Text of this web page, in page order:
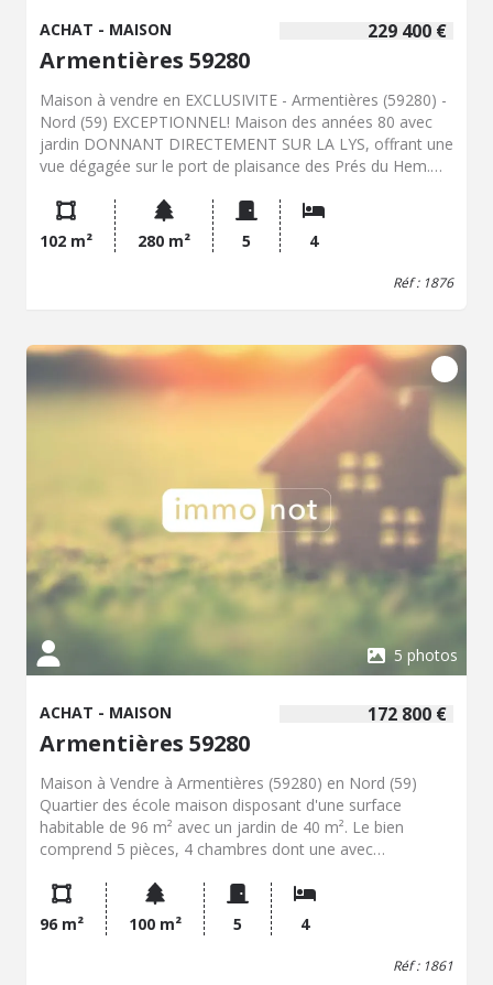
229 400 €
ACHAT - MAISON
Armentières 59280
Maison à vendre en EXCLUSIVITE - Armentières (59280) -
Nord (59) EXCEPTIONNEL! Maison des années 80 avec
jardin DONNANT DIRECTEMENT SUR LA LYS, offrant une
vue dégagée sur le port de plaisance des Prés du Hem.
amateurs de pêche ou d'activités nautiques, à deux pas
du centre-ville d'Armentières. L'habitation propose une
surface de 102 m² sur un terrain de 280 m² et comprend
un salon séjour avec accès jardin, une cuisine équipée,
des lignes de bus, des établissements scolaires et de
nombreux services. La commune est desservie par la
ligne TER Hauts-de-France reliant Lille et Dunkerque, ainsi
que par l'autoroute A25. Marché hebdomadaire,
équipements sportifs, associations culturelles et base de
loisirs des Prés du Hem figurent parmi les points d'intérêt
locaux. Plusieurs écoles du primaire au lycée sont
implantées sur la commune. Les informations sur les
risques auxquels ce bien est exposé sont disponibles sur
le site Géorisques : www.georisques.gouv.fr. Contactez
notre office notarial pour obtenir de plus amples
renseignements sur maison à vendre EN EXCLUSIVITE à
Armentières.
102 m² 280 m² 5 4
Réf : 1876
5 photos
172 800 €
ACHAT - MAISON
Armentières 59280
Maison à Vendre à Armentières (59280) en Nord (59)
Quartier des école maison disposant d'une surface
habitable de 96 m² avec un jardin de 40 m². Le bien
comprend 5 pièces, 4 chambres dont une avec
famille ou un groupe de colocataires. La construction
date de 1930,. La localisation de cette propriété permet
un accès facile aux transports en commun, notamment
96 m² 100 m² 5 4
Réf : 1861